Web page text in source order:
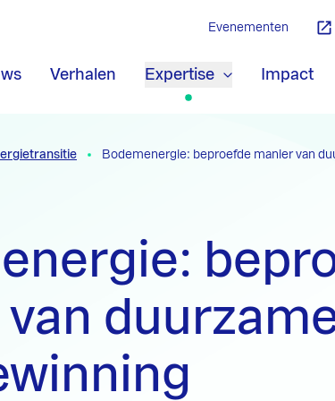
Verhalen Expertise Impact
Evenementen
Bodemenergie: beproefde manier van